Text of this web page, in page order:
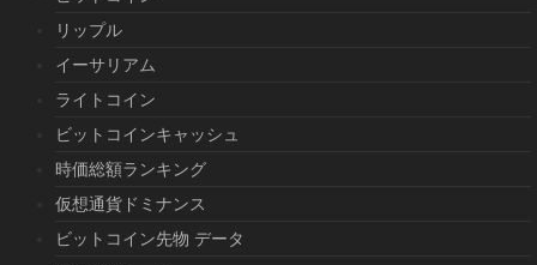
リップル
イーサリアム
ライトコイン
ビットコインキャッシュ
時価総額ランキング
仮想通貨ドミナンス
ビットコイン先物 データ